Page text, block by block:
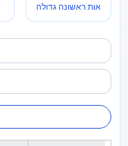
אות ראשונה גדולה